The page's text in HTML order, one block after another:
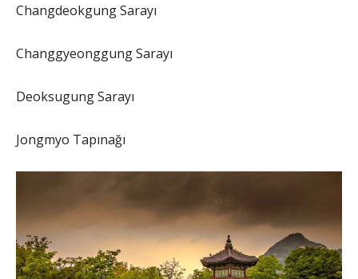
Changdeokgung Sarayı
Changgyeonggung Sarayı
Deoksugung Sarayı
Jongmyo Tapınağı